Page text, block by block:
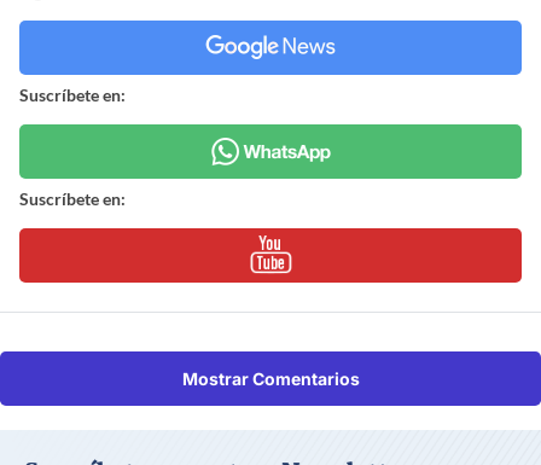
Suscríbete en:
Suscríbete en:
Mostrar Comentarios